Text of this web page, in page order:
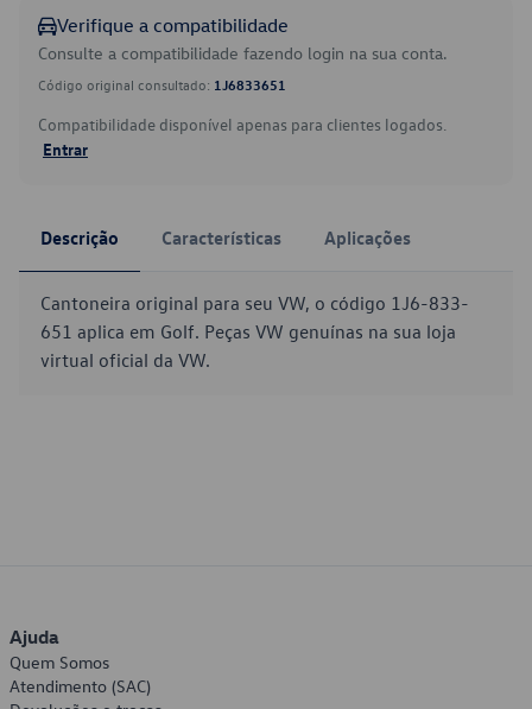
Verifique a compatibilidade
Consulte a compatibilidade fazendo login na sua conta.
Código original consultado: 1J6833651
Compatibilidade disponível apenas para clientes logados.
Entrar
Descrição Características Aplicações
Cantoneira original para seu VW, o código 1J6-833-
651 aplica em Golf. Peças VW genuínas na sua loja
virtual oficial da VW.
Ajuda
Quem Somos
Atendimento (SAC)